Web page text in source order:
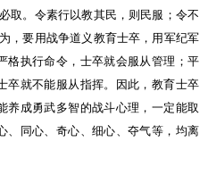
取。令素行以教其民，则民服；令不
，要用战争道义教育士卒，用军纪军
格执行命令，士卒就会服从管理；平
卒就不能服从指挥。因此，教育士卒
养成勇武多智的战斗心理，一定能取
、同心、奇心、细心、夺气等，均离